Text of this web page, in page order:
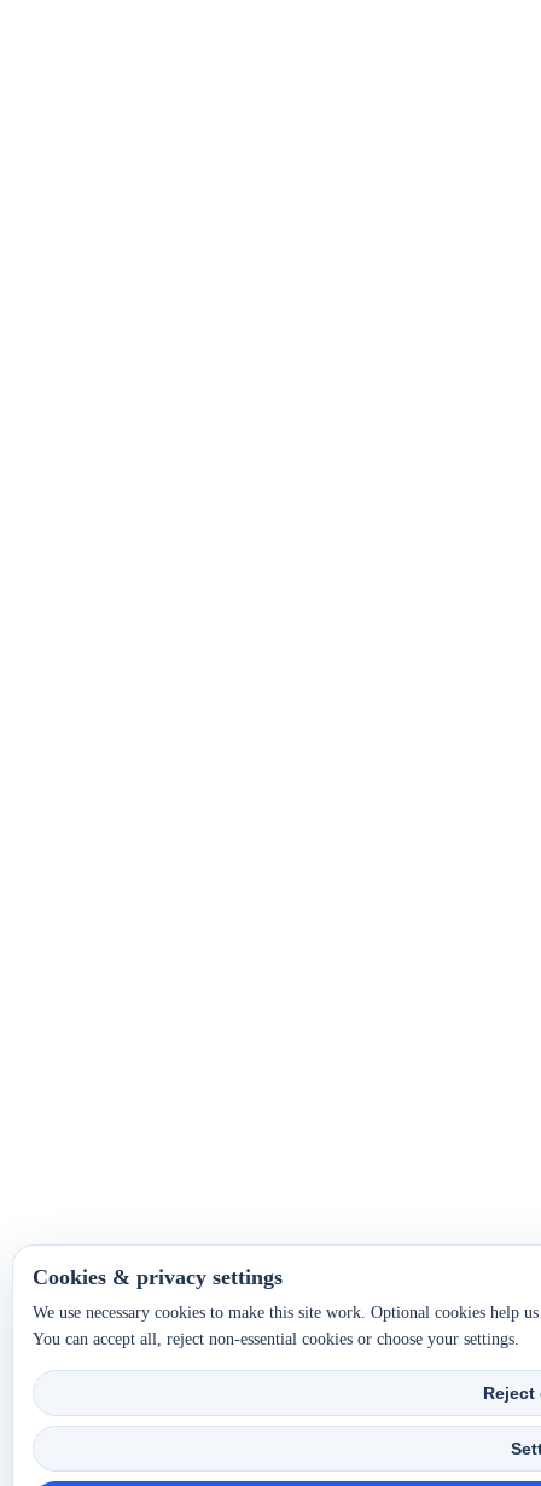
Cookies & privacy settings
We use necessary cookies to make this site work. Optional cookies help
You can accept all, reject non-essential cookies or choose your settings.